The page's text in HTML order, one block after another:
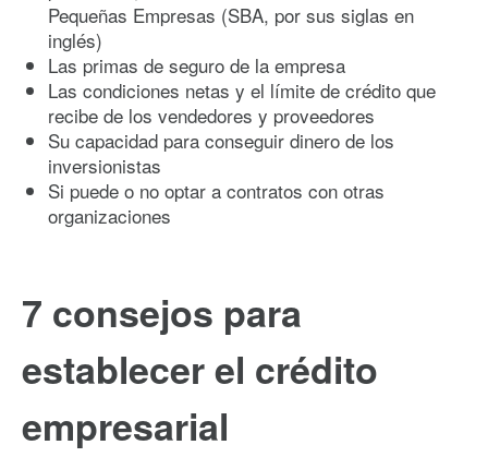
Pequeñas Empresas (SBA, por sus siglas en
inglés)
Las primas de seguro de la empresa
Las condiciones netas y el límite de crédito que
recibe de los vendedores y proveedores
Su capacidad para conseguir dinero de los
inversionistas
Si puede o no optar a contratos con otras
organizaciones
7 consejos para
establecer el crédito
empresarial